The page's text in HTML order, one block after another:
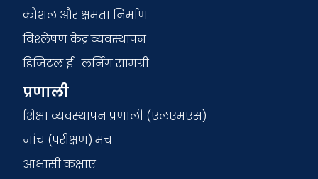
कौशल और क्षमता निर्माण
विश्लेषण केंद्र व्यवस्थापन
डिजिटल ई- लर्निंग सामग्री
प्रणाली
शिक्षा व्यवस्थापन प्रणाली (एलएमएस)
जांच (परीक्षण) मंच
आभासी कक्षाएं